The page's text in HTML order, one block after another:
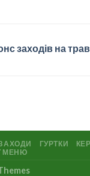
заходів на
ГУРТКИ
МЕНЮ